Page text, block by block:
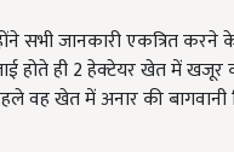
सभी जानकारी एकत्रित
होते ही 2हेक्टेयर खेत में खजूर
वह खेत में अनार की